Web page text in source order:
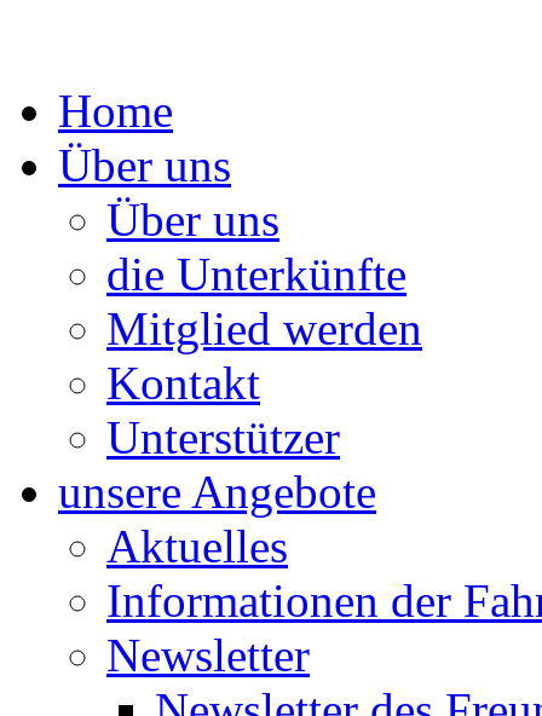
Springe
zum
Home
Über uns
Über uns
die Unterkünfte
Mitglied werden
Kontakt
Unterstützer
unsere Angebote
Aktuelles
Informationen der
Newsletter